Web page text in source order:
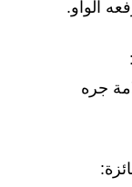
الواو.
جره